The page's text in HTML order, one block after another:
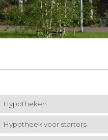
Hypotheken
Hypotheek voor starters